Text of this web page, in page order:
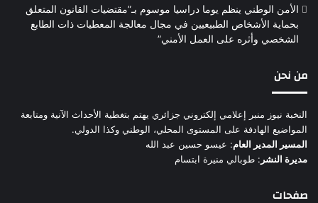
الأمن الوطني ينظم يوما دراسيا موسوم بـ”مقتضيات القانون المتعلق
بحماية الأشخاص الطبيعيين في مجال معالجة المعطيات ذات الطابع
الشخصي وأثره على العمل الأمني”
من نحن
النخبة نيوز منبر إعلامي إلكتروني جزائري يهتم بتغطية الأحداث الآنية ومتابعة
المواضيع الهادفة على المستوى المحلي، الوطني وكذا الدولي.
المسير المدير العام: عيسو حسين عبد الله
مديرة النشر : طوبالي منيرة ابتسام
صفحات